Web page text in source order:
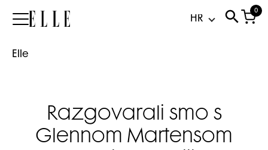
Elle
0
Elle
Razgovarali smo s
Glennom Martensom